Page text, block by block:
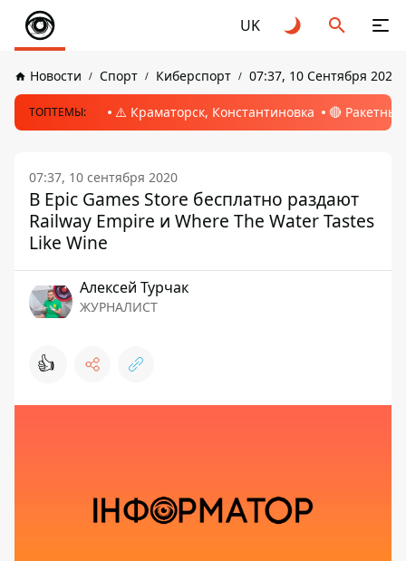
UK
Новости Спорт Киберспорт 07:37, 10 Сентября 2020
ТОПТЕМЫ: ⚠️ Краматорск, Константиновка 🔴
07:37, 10 сентября 2020
В Epic Games Store бесплатно раздают
Railway Empire и Where The Water Tastes
Like Wine
Алексей Турчак
ЖУРНАЛИСТ
👍